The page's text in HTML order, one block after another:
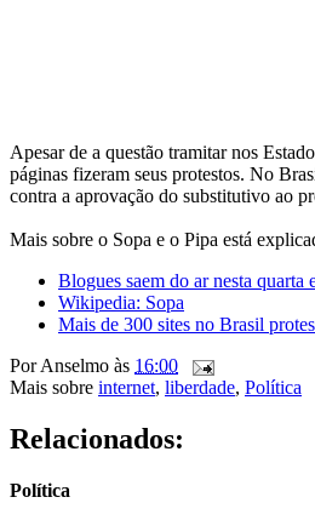
Apesar de a questão tramitar nos
páginas fizeram seus protestos. No
contra a aprovação do substitutivo ao
Mais sobre o Sopa e o Pipa está
Blogues saem do ar nesta
Wikipedia: Sopa
Mais de 300 sites no Brasil
PorAnselmo às 16:00
Mais sobre internet, liberdade, Política
Relacionados:
Política